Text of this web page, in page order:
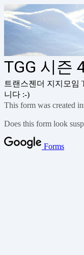
TGG 시즌
트랜스젠더 지지모임
니다 :-)
This form was created
Does this form look
Forms